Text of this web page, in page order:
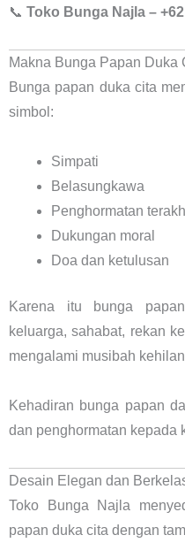
📞 Toko Bunga Najla –
Makna Bunga Papan Duka
Bunga papan duka cita
simbol:
Simpati
Belasungkawa
Penghormatan
Dukungan moral
Doa dan ketulusan
Karena itu bunga
keluarga, sahabat, rekan
mengalami musibah
Kehadiran bunga papan
dan penghormatan kepada
Desain Elegan dan
Toko Bunga Najla
papan duka cita dengan